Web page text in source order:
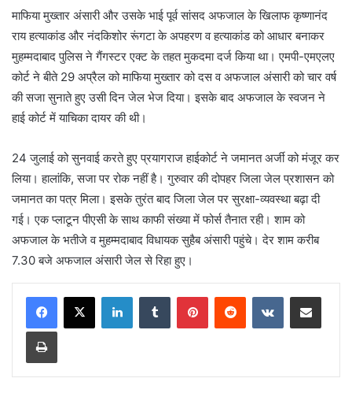
माफिया मुख्तार अंसारी और उसके भाई पूर्व सांसद अफजाल के खिलाफ कृष्णानंद
राय हत्याकांड और नंदकिशोर रूंगटा के अपहरण व हत्याकांड को आधार बनाकर
मुहम्मदाबाद पुलिस ने गैंगस्टर एक्‍ट के तहत मुकदमा दर्ज किया था। एमपी-एमएलए
कोर्ट ने बीते 29 अप्रैल को माफिया मुख्तार को दस व अफजाल अंसारी को चार वर्ष
की सजा सुनाते हुए उसी दिन जेल भेज दिया। इसके बाद अफजाल के स्वजन ने
हाई कोर्ट में याचिका दायर की थी।
24 जुलाई को सुनवाई करते हुए प्रयागराज हाईकोर्ट ने जमानत अर्जी को मंजूर कर
लिया। हालांकि, सजा पर रोक नहीं है। गुरुवार की दोपहर जिला जेल प्रशासन को
जमानत का पत्र मिला। इसके तुरंत बाद जिला जेल पर सुरक्षा-व्यवस्था बढ़ा दी
गई। एक प्लाटून पीएसी के साथ काफी संख्या में फोर्स तैनात रही। शाम को
अफजाल के भतीजे व मुहम्मदाबाद विधायक सुहैब अंसारी पहुंचे। देर शाम करीब
7.30 बजे अफजाल अंसारी जेल से रिहा हुए।
LinkedInTumblr PinterestReddit VKontakteShare via Email
Print